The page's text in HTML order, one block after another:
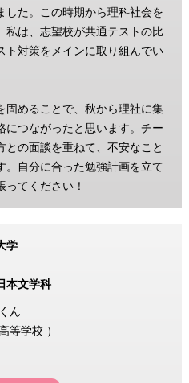
した。この時期から理科社会を
私は、志望校が共通テストの比
ト対策をメインに取り組んでい
固めることで、秋から理社に集
につながったと思います。チー
との面談を重ねて、不安なこと
。自分に合った勉強計画を立て
てください！
学
本文学科
ん
等学校 ）